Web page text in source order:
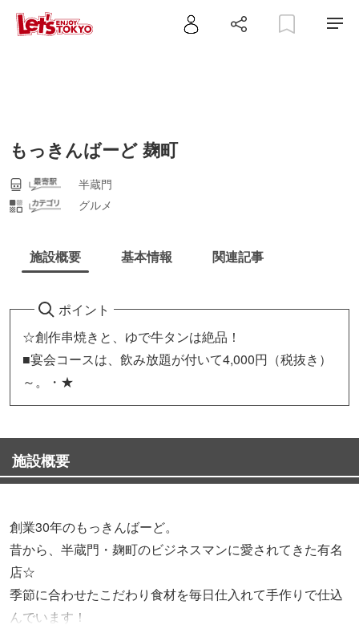
もっきんばーど 麹町
半蔵門
グルメ
施設概要 基本情報 関連記事
ポイント
☆創作串焼きと、ゆで牛タンは絶品！
■宴会コースは、飲み放題が付いて4,000円（税抜き）
～。・★
施設概要
創業30年のもっきんばーど。
昔から、半蔵門・麹町のビジネスマンに愛されてきた有名
店☆
季節に合わせたこだわり食材を毎日仕入れて手作りで仕込
んでいます！